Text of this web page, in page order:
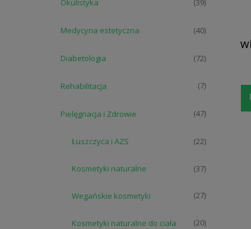
Okulistyka (39)
Medycyna estetyczna (40)
Diabetologia (72)
Rehabilitacja (7)
Pielęgnacja i Zdrowie (47)
Łuszczyca i AZS (22)
Kosmetyki naturalne (37)
Wegańskie kosmetyki (27)
Kosmetyki naturalne do ciała (20)